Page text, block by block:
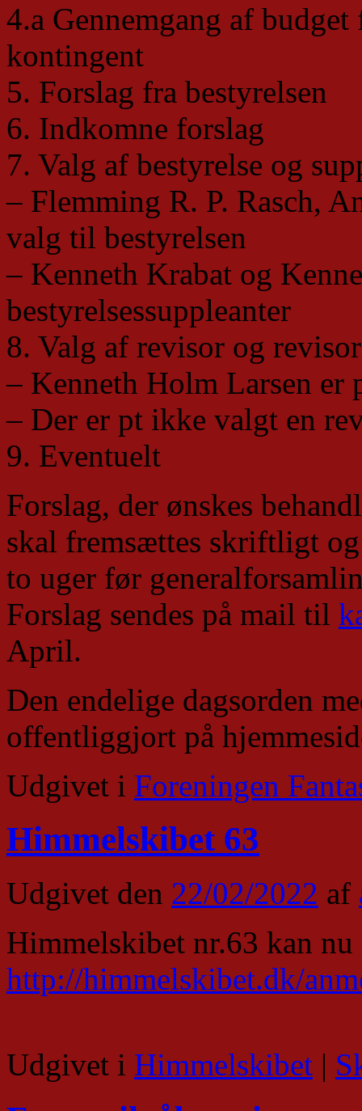
4.a Gennemgang af
kontingent
5. Forslag fra bestyrelsen
6. Indkomne forslag
7. Valg af bestyrelse og
– Flemming R. P. Rasch,
valg til bestyrelsen
– Kenneth Krabat og
bestyrelsessuppleanter
8. Valg af revisor og
– Kenneth Holm Larsen er
– Der er pt ikke valgt en
9. Eventuelt
Forslag, der ønskes
skal fremsættes skriftligt
to uger før
Forslag sendes på mail til
April.
Den endelige dagsorden
offentliggjort på
Udgivet i Foreningen
Himmelskibet 63
Udgivet den 22/02/2022 af
Himmelskibet nr.63 kan
http://himmelskibet.dk/
Udgivet i Himmelskibet |